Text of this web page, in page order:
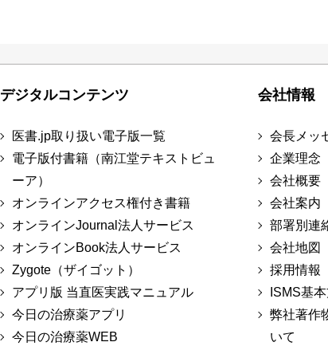
デジタルコンテンツ
医書.jp取り扱い電子版一覧
電子版付書籍（南江堂テキストビュ
ーア）
オンラインアクセス権付き書籍
オンラインJournal法人サービス
オンラインBook法人サービス
Zygote（ザイゴット）
アプリ版 当直医実践マニュアル
今日の治療薬アプリ
今日の治療薬WEB
会社情報
会長メッ
企業理念
会社概要
会社案内
部署別連
会社地図
採用情報
ISMS基
弊社著作
いて